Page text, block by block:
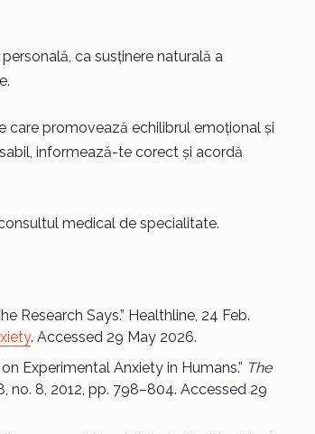
ca susținere naturală a
care promovează echilibrul emoțional și
informează-te corect și acordă
medical de specialitate.
Research Says.” Healthline, 24 Feb.
. Accessed 29 May 2026.
Experimental Anxiety in Humans.” The
no. 8, 2012, pp. 798–804. Accessed 29